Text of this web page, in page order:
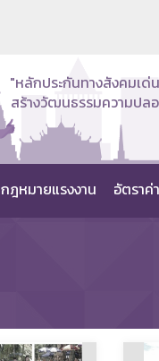
"หลักประกันทางสังคมเด่
สร้างวัฒนธรรมความปล
กฎหมายแรงงาน อัตราค่